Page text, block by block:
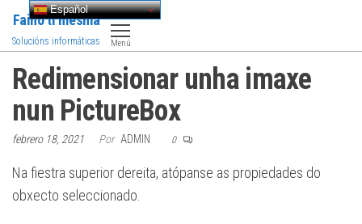
Saltar
contenido
Faino ti mesma
Solucións informáticas Menú
Redimensionar unha imaxe
nun PictureBox
febrero 18, 2021 Por ADMIN 0
Na fiestra superior dereita, atópanse as propiedades do
obxecto seleccionado.
Español